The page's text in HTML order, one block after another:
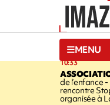
MENU
10:33
de l’enfance
rencontre
organisée à